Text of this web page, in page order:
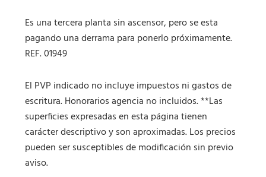
Es una tercera planta sin ascensor, pero se esta
pagando una derrama para ponerlo próximamente.
REF. 01949
El PVP indicado no incluye impuestos ni gastos de
escritura. Honorarios agencia no incluidos. **Las
superficies expresadas en esta página tienen
carácter descriptivo y son aproximadas. Los precios
pueden ser susceptibles de modificación sin previo
aviso.